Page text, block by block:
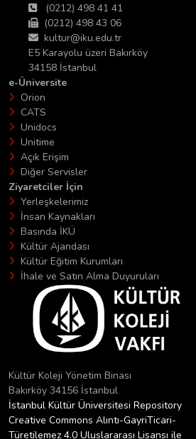
(0212) 498 41 41
(0212) 498 43 06
kultur@iku.edu.tr
E5 Karayolu üzeri Bakırköy
34158 İstanbul
e-Üniversite
Orion
CATS
Unidocs
Unitime
Açık Erişim
Diğer Servisler
Ziyaretciler İçin
Yerleşkelerimiz
İnsan Kaynakları
Basında İKÜ
Kültür Ajandası
Kültür Eğitim Kurumları
İhale ve Satın Alma Duyuruları
Kültür Koleji Yönetim Binası
Bakırköy 34156 İstanbul
İstanbul Kültür Üniversitesi Repository
Creative Commons Alıntı-GayriTicari-
Türetilemez 4.0 Uluslararası Lisansı ile